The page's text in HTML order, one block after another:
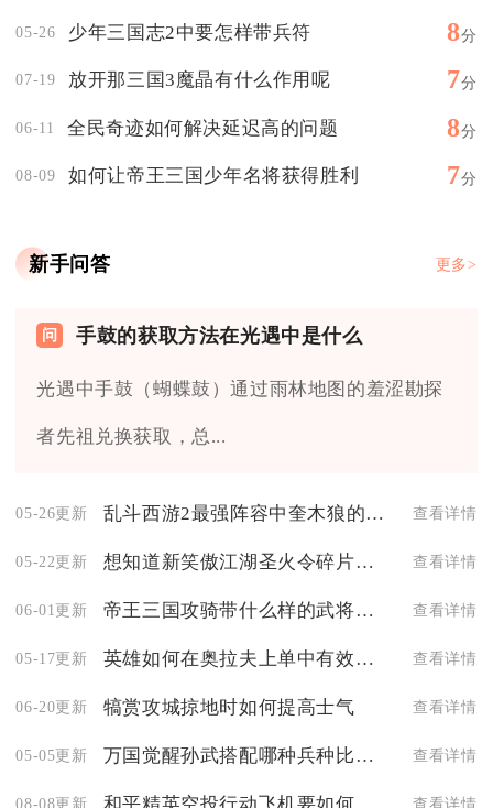
05-26 少年三国志2中要怎样带兵符 8分
07-19 放开那三国3魔晶有什么作用呢 7分
06-11 全民奇迹如何解决延迟高的问题 8分
08-09 如何让帝王三国少年名将获得胜利 7分
新手问答 更多>
手鼓的获取方法在光遇中是什么
光遇中手鼓（蝴蝶鼓）通过雨林地图的羞涩勘探
者先祖兑换获取，总...
05-26更新 乱斗西游2最强阵容中奎木狼的排位如何 查看详情
05-22更新 想知道新笑傲江湖圣火令碎片卖多少钱 查看详情
06-01更新 帝王三国攻骑带什么样的武将更合适 查看详情
05-17更新 英雄如何在奥拉夫上单中有效地利用大招 查看详情
06-20更新 犒赏攻城掠地时如何提高士气 查看详情
05-05更新 万国觉醒孙武搭配哪种兵种比较强 查看详情
08-08更新 查看详情